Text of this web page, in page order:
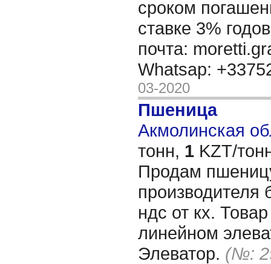
сроком
ставке 3%
почта:
Whatsap:
03-2020
Пшеница
Акмолинская
тонн, 1 KZT/
Продам
производителя
ндс от кх.
линейном
Элеватор. (№: